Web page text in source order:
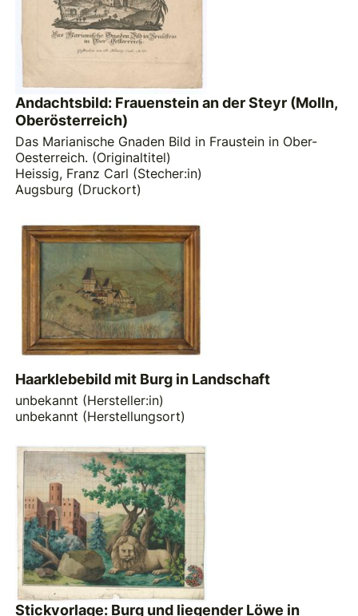
Andachtsbild: Frauenstein an der Steyr (Molln,
Oberösterreich)
Das Marianische Gnaden Bild in Fraustein in Ober-
Oesterreich. (Originaltitel)
Heissig, Franz Carl (Stecher:in)
Augsburg (Druckort)
Haarklebebild mit Burg in Landschaft
unbekannt (Hersteller:in)
unbekannt (Herstellungsort)
Stickvorlage: Burg und liegender Löwe in